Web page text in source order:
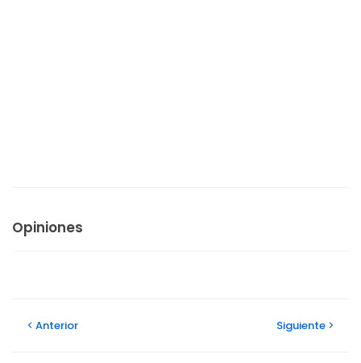
Opiniones
Anterior Siguiente